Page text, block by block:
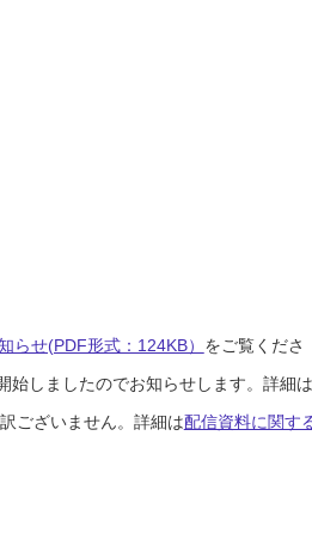
らせ(PDF形式：124KB） をご覧くださ
始しましたのでお知らせします。詳細は
ございません。詳細は配信資料に関す